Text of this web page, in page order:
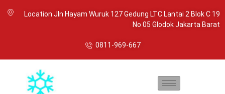
Location Jln Hayam Wuruk 127 Gedung LTC Lantai 2 Blok C 19
No 05 Glodok Jakarta Barat
0811-969-667